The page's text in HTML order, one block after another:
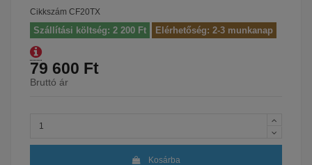
Cikkszám CF20TX
Szállítási költség: 2 200 Ft Elérhetőség: 2-3 munkanap
79 600 Ft
Bruttó ár
Kosárba